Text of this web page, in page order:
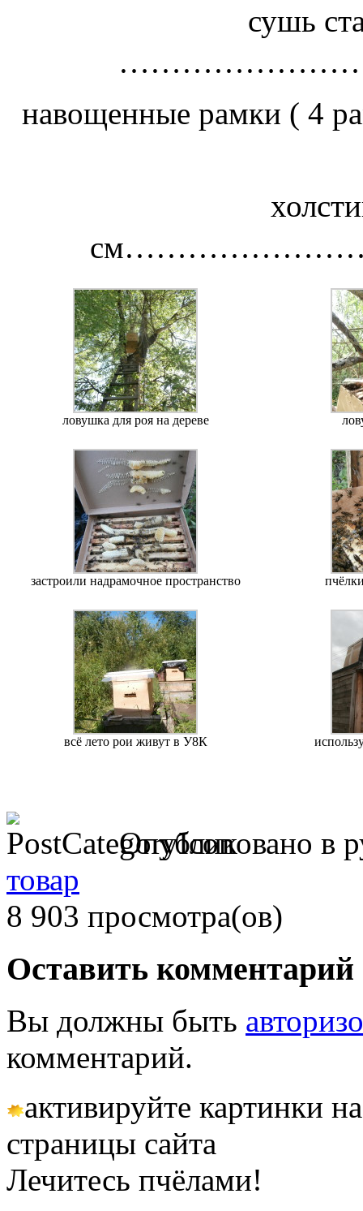
сушь
навощенные
ловушка для роя на дереве
застроили надрамочное пространство
всё лето рои живут в У8К
Опубликовано в
товар
8 903 просмотра(ов)
Оставить комментарий
Вы должны быть
комментарий.
активируйте картинки
страницы сайта
Лечитесь пчёлами!